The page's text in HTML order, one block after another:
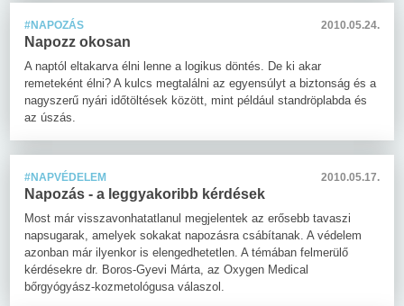
#NAPOZÁS 2010.05.24.
Napozz okosan
A naptól eltakarva élni lenne a logikus döntés. De ki akar
remeteként élni? A kulcs megtalálni az egyensúlyt a biztonság és a
nagyszerű nyári időtöltések között, mint például standröplabda és
az úszás.
#NAPVÉDELEM 2010.05.17.
Napozás - a leggyakoribb kérdések
Most már visszavonhatatlanul megjelentek az erősebb tavaszi
napsugarak, amelyek sokakat napozásra csábítanak. A védelem
azonban már ilyenkor is elengedhetetlen. A témában felmerülő
kérdésekre dr. Boros-Gyevi Márta, az Oxygen Medical
bőrgyógyász-kozmetológusa válaszol.